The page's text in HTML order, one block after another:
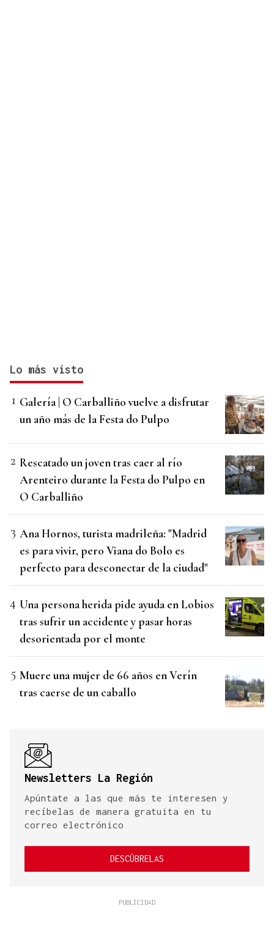
Lo más visto
Galería | O Carballiño vuelve a disfrutar
un año más de la Festa do Pulpo
Rescatado un joven tras caer al río
Arenteiro durante la Festa do Pulpo en
O Carballiño
Ana Hornos, turista madrileña: "Madrid
es para vivir, pero Viana do Bolo es
perfecto para desconectar de la ciudad"
Una persona herida pide ayuda en Lobios
tras sufrir un accidente y pasar horas
desorientada por el monte
Muere una mujer de 66 años en Verín
tras caerse de un caballo
Newsletters La Región
Apúntate a las que más te interesen y
recíbelas de manera gratuita en tu
correo electrónico
DESCÚBRELAS